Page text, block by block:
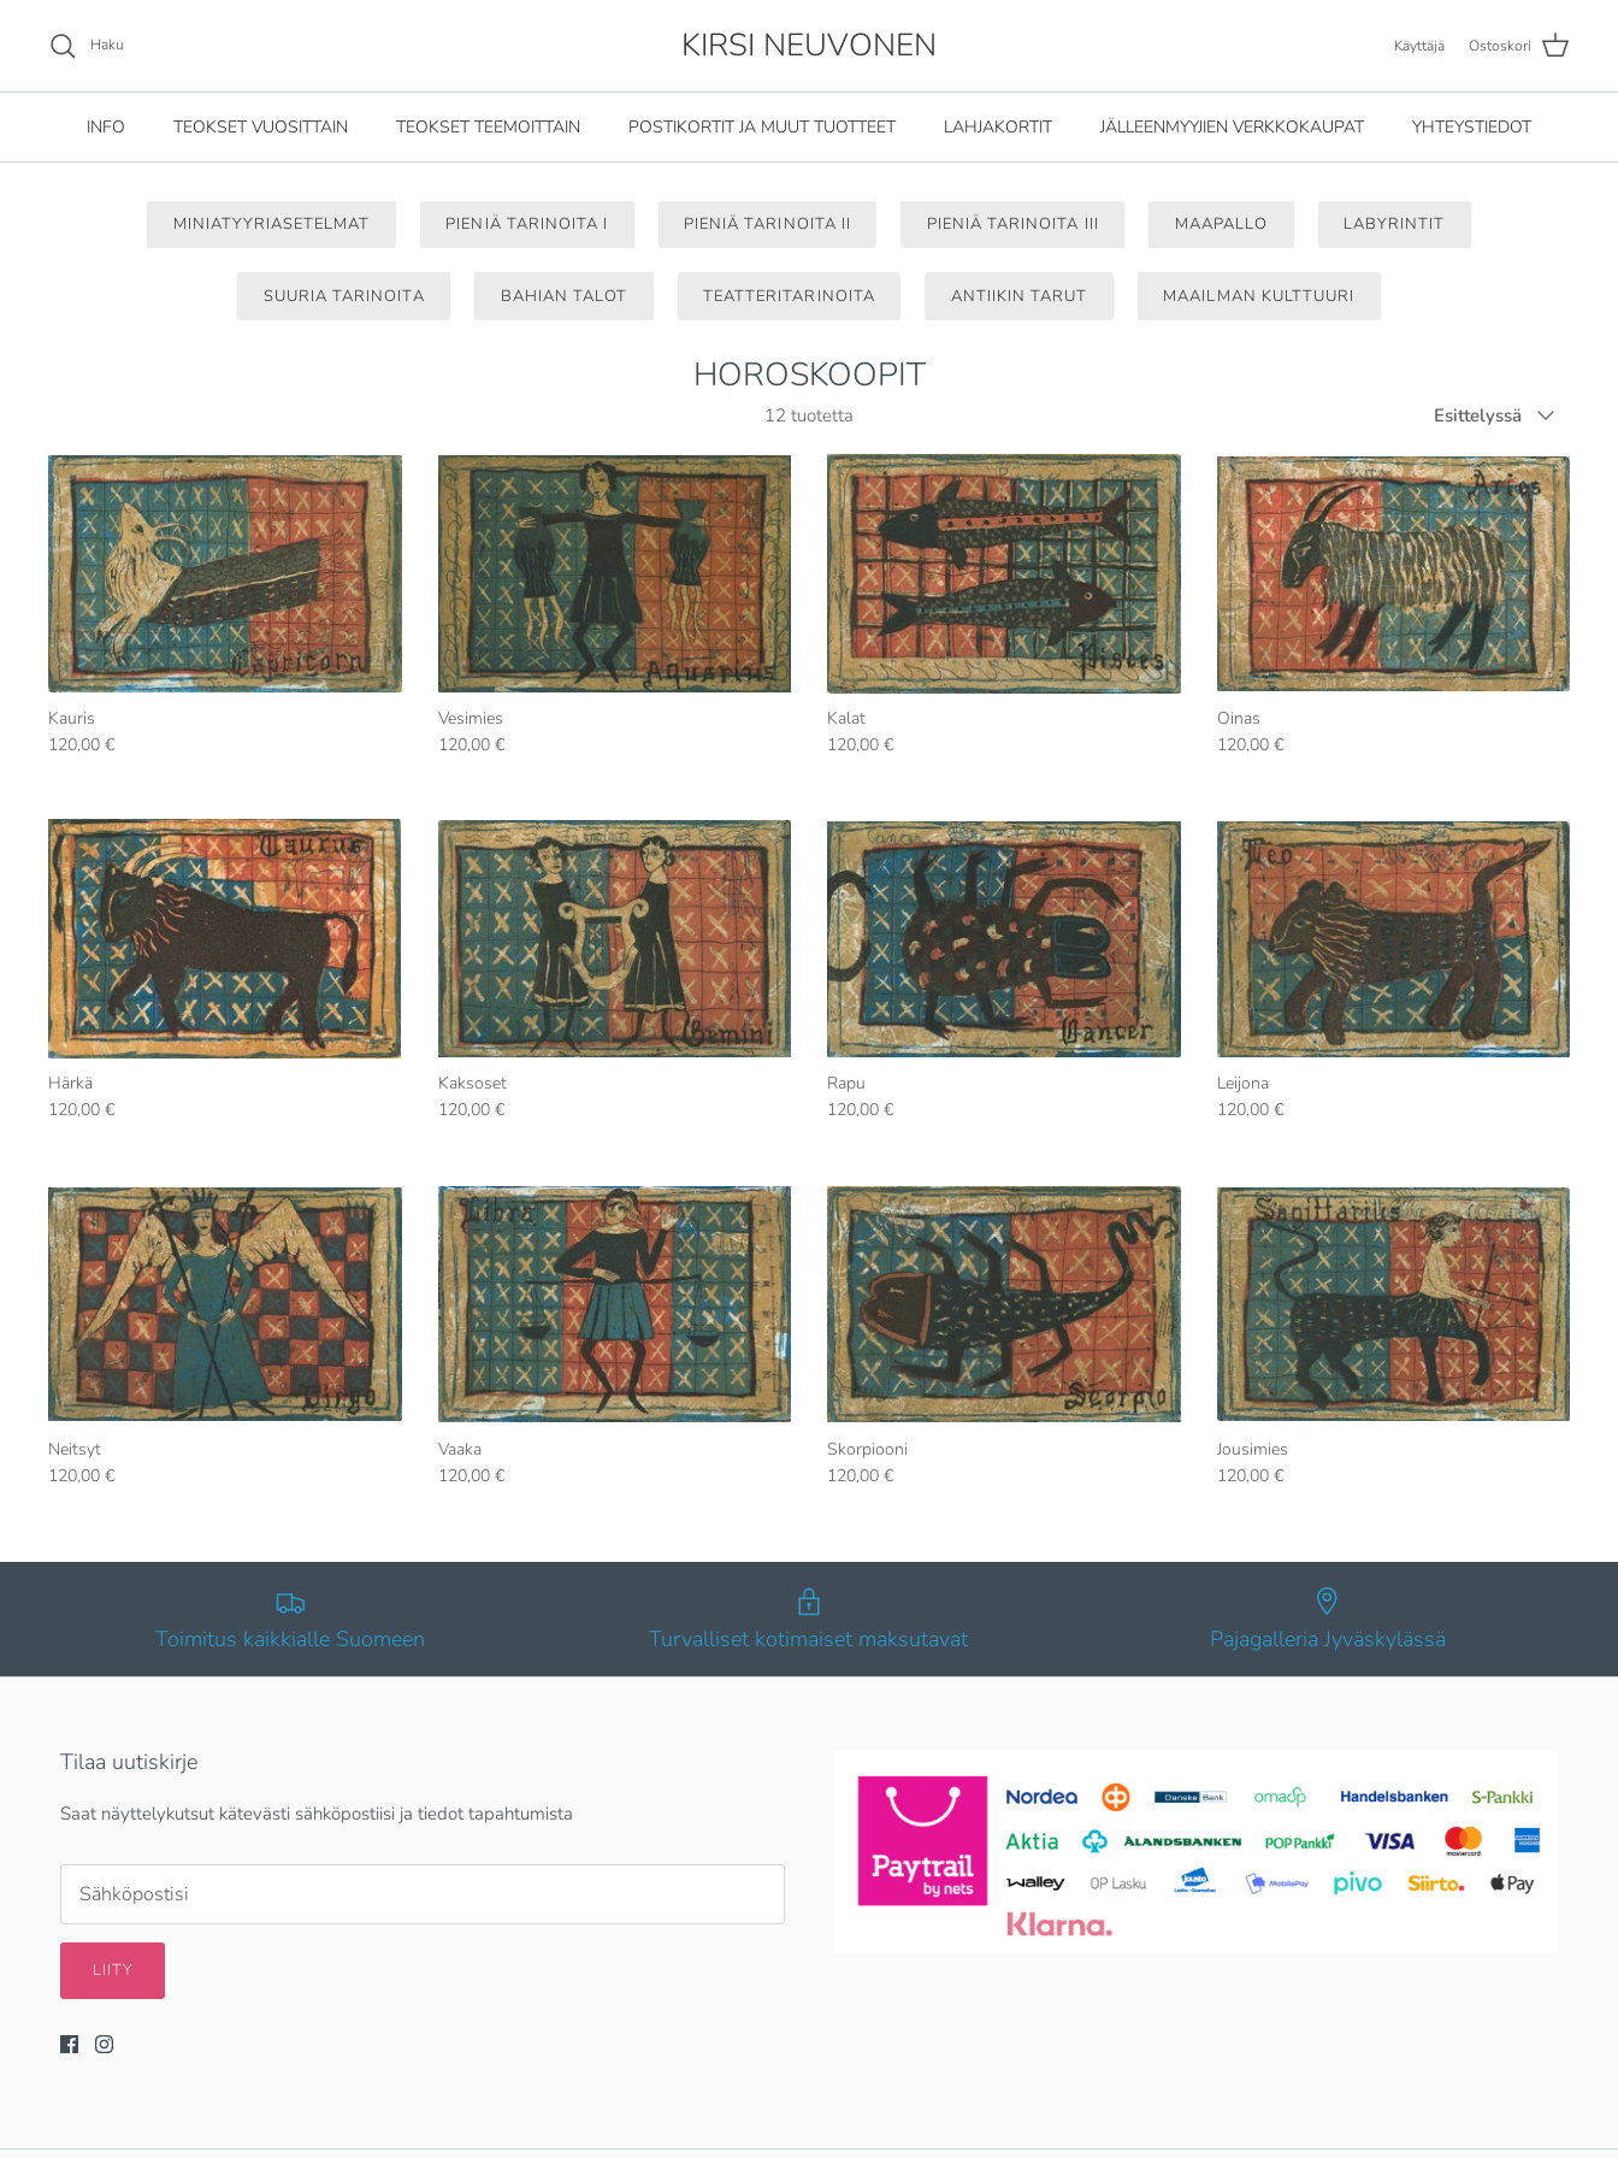
sisältöön
Haku KIRSI NEUVONEN Käyttäjä Ostoskori
INFO TEOKSET VUOSITTAIN TEOKSET TEEMOITTAIN POSTIKORTIT JA MUUT TUOTTEET LAHJAKORTIT JÄLLEENMYYJIEN VERKKOKAUPAT YHTEYSTIEDOT
MINIATYYRIASETELMAT PIENIÄ TARINOITA I PIENIÄ TARINOITA II PIENIÄ TARINOITA III MAAPALLO LABYRINTIT
SUURIA TARINOITA BAHIAN TALOT TEATTERITARINOITA ANTIIKIN TARUT MAAILMAN KULTTUURI
HOROSKOOPIT
12 tuotetta Esittelyssä
Kauris
120,00 €
Vesimies
120,00 €
Kalat
120,00 €
Oinas
120,00 €
Härkä
120,00 €
Kaksoset
120,00 €
Rapu
120,00 €
Leijona
120,00 €
Neitsyt
120,00 €
Vaaka
120,00 €
Skorpiooni
120,00 €
Jousimies
120,00 €
Toimitus kaikkialle Suomeen Turvalliset kotimaiset maksutavat Pajagalleria Jyväskylässä
Tilaa uutiskirje
Saat näyttelykutsut kätevästi sähköpostiisi ja tiedot tapahtumista
LIITY